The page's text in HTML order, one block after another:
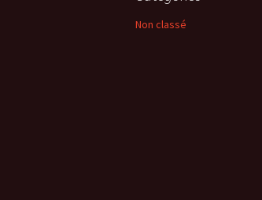
c
Non classé